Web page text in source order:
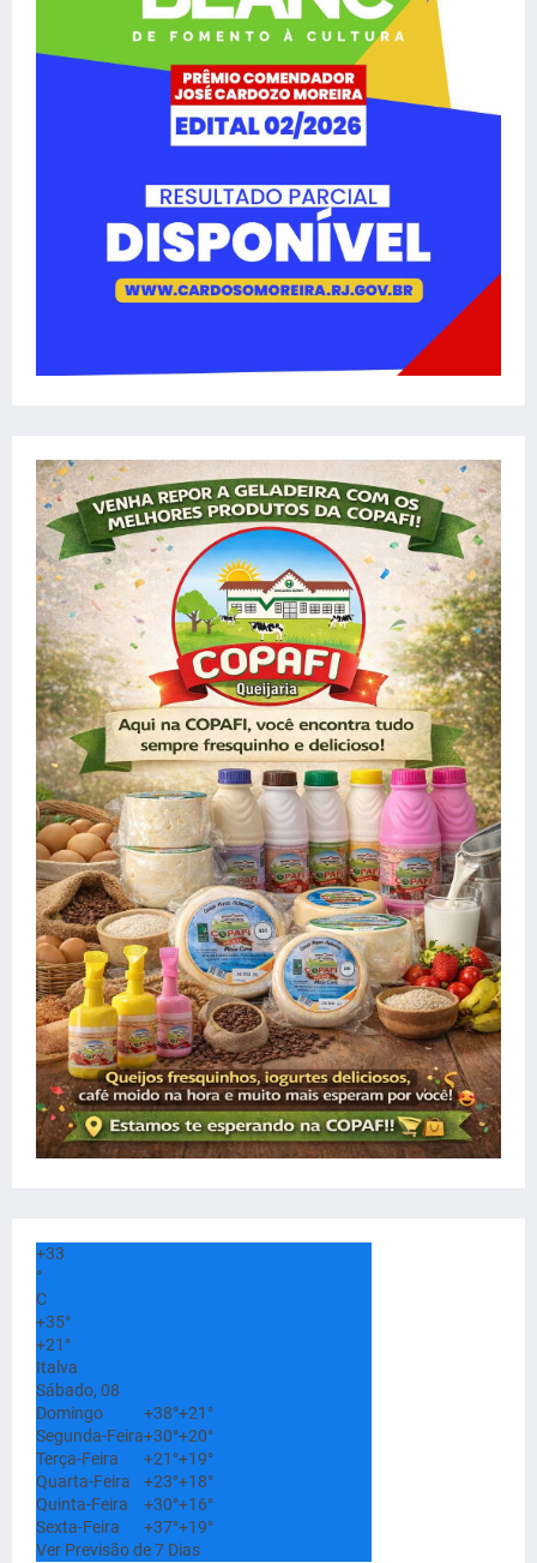
+33
°
C
+35°
+21°
Italva
Sábado, 08
Domingo
+38°+21°
Segunda-Feira+30°+20°
Terça-Feira
+21°+19°
Quarta-Feira
+23°+18°
Quinta-Feira
+30°+16°
Sexta-Feira
+37°+19°
Ver Previsão de 7 Dias